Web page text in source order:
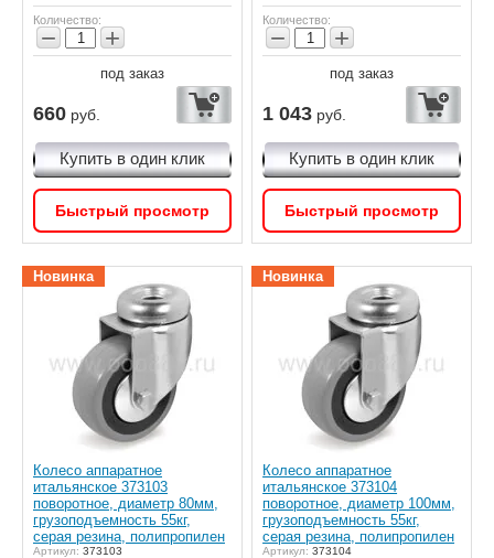
Количество:
− +
под заказ
660 руб.
Купить в один клик
Быстрый просмотр
Количество:
− +
под заказ
1 043 руб.
Купить в один клик
Быстрый просмотр
Новинка
Колесо аппаратное
итальянское 373103
поворотное, диаметр 80мм,
грузоподъемность 55кг,
серая резина, полипропилен
Артикул: 373103
Новинка
Колесо аппаратное
итальянское 373104
поворотное, диаметр 100мм,
грузоподъемность 55кг,
серая резина, полипропилен
Артикул: 373104